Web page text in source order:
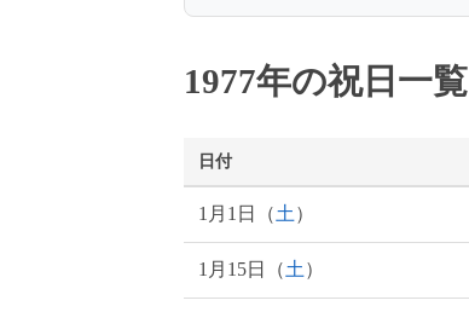
1977年の祝日一覧
日付
1月1日（土 ）
1月15日（土 ）